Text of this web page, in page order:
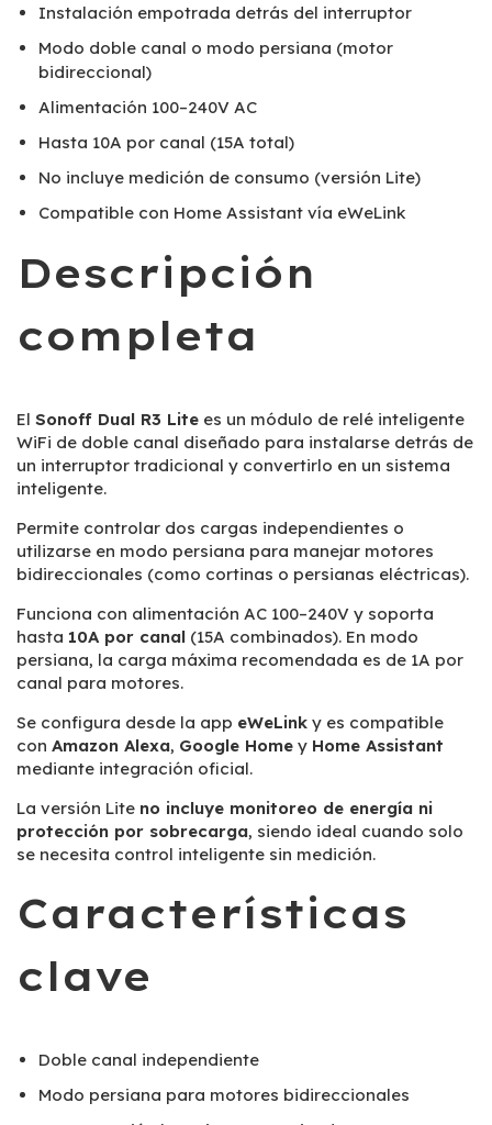
Instalación empotrada detrás del interruptor
Modo doble canal o modo persiana (motor
bidireccional)
Alimentación 100–240V AC
Hasta 10A por canal (15A total)
No incluye medición de consumo (versión Lite)
Compatible con Home Assistant vía eWeLink
Descripción
completa
El Sonoff Dual R3 Lite es un módulo de relé inteligente
WiFi de doble canal diseñado para instalarse detrás de
un interruptor tradicional y convertirlo en un sistema
inteligente.
Permite controlar dos cargas independientes o
utilizarse en modo persiana para manejar motores
bidireccionales (como cortinas o persianas eléctricas).
Funciona con alimentación AC 100–240V y soporta
hasta 10A por canal (15A combinados). En modo
persiana, la carga máxima recomendada es de 1A por
canal para motores.
Se configura desde la app eWeLink y es compatible
con Amazon Alexa, Google Home y Home Assistant
mediante integración oficial.
La versión Lite no incluye monitoreo de energía ni
protección por sobrecarga, siendo ideal cuando solo
se necesita control inteligente sin medición.
Características
clave
Doble canal independiente
Modo persiana para motores bidireccionales